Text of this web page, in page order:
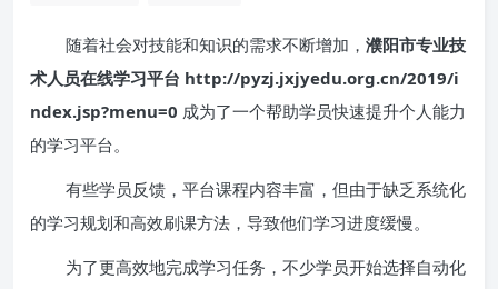
随着社会对技能和知识的需求不断增加， 濮阳市专业技
术人员在线学习平台 http://pyzj.jxjyedu.org.cn/2019/i
ndex.jsp?menu=0 成为了一个帮助学员快速提升个人能力
的学习平台。
有些学员反馈，平台课程内容丰富，但由于缺乏系统化
的学习规划和高效刷课方法，导致他们学习进度缓慢。
为了更高效地完成学习任务，不少学员开始选择自动化